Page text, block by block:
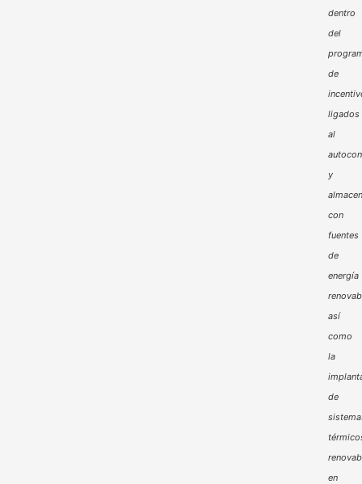
dentro
del
de
ligados
al
y
con
fuentes
de
energía
así
como
la
de
en